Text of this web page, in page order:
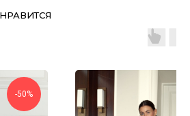
-50%